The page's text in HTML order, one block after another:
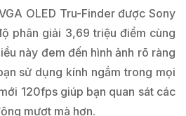
OLED Tru-Finder được Sony
phân giải 3,69 triệu điểm cùng
này đem đến hình ảnh rõ ràng
sử dụng kính ngắm trong mọi
120fps giúp bạn quan sát các
mượt mà hơn.